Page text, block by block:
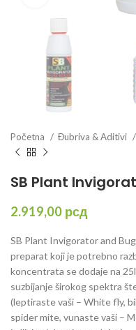
Početna Đubriva & Aditivi
SB Plant
2.919,00 рсд
SB Plant Invigorator and
preparat koji je potrebno
koncentrata se dodaje na
suzbijanje širokog spektra
(leptiraste vaši – White fly,
spider mite, vunaste vaši –